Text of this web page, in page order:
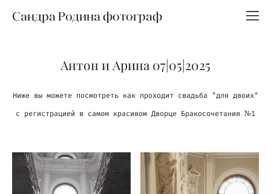
Сандра Родина фотограф
Антон и Арина 07|05|2025
Ниже вы можете посмотреть как проходит свадьба "для двоих"
с регистрацией в самом красивом Дворце Бракосочетания №1